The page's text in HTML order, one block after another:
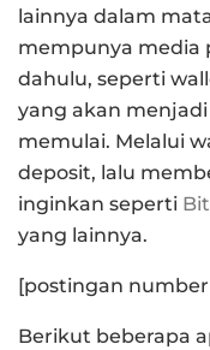
lainnya dalam
mempunya media
dahulu, seperti
yang akan
memulai. Melalui
deposit, lalu
inginkan seperti
yang lainnya.
[postingan
Berikut beberapa